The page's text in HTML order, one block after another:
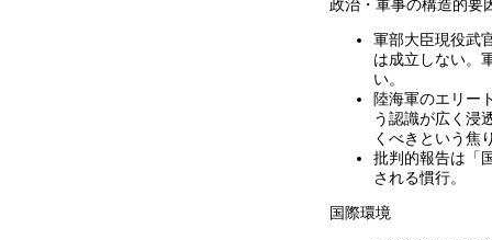
政治・軍事の構造的要
軍部大臣現役武
は成立しない。
い。
陸海軍のエリー
う認識が広く浸
くべきという焦
批判的報告は「
される慣行。
国際環境